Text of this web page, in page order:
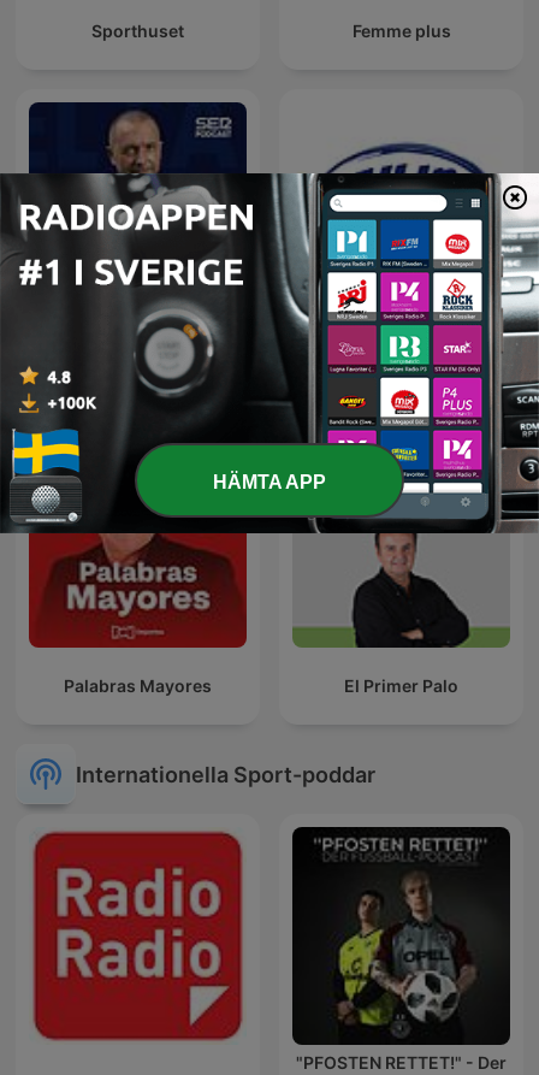
Sporthuset Femme plus
El Larguero All In Fotboll
Palabras Mayores El Primer Palo
Internationella Sport-poddar
"PFOSTEN RETTET!" - Der
HÄMTA APP